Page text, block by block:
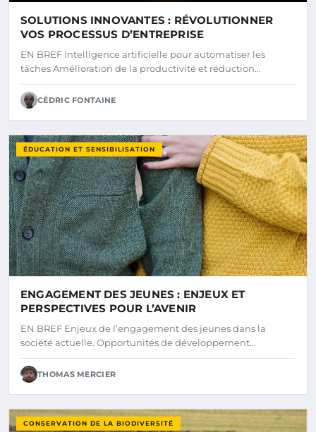
SOLUTIONS INNOVANTES : RÉVOLUTIONNER
VOS PROCESSUS D’ENTREPRISE
EN BREF Intelligence artificielle pour automatiser les
tâches Amélioration de la productivité et réduction…
CÉDRIC FONTAINE
ÉDUCATION ET SENSIBILISATION
ENGAGEMENT DES JEUNES : ENJEUX ET
PERSPECTIVES POUR L’AVENIR
EN BREF Enjeux de l’engagement des jeunes dans la
société actuelle. Opportunités de développement…
THOMAS MERCIER
CONSERVATION DE LA BIODIVERSITÉ